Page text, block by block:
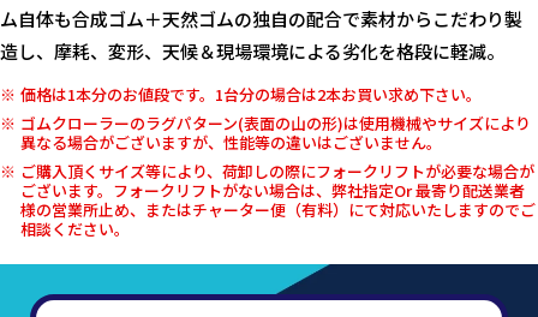
ム自体も合成ゴム＋天然ゴムの独自の配合で素材からこだわり製
造し、摩耗、変形、天候＆現場環境による劣化を格段に軽減。
価格は1本分のお値段です。1台分の場合は2本お買い求め下さい。
ゴムクローラーのラグパターン(表面の山の形)は使用機械やサイズにより
異なる場合がございますが、性能等の違いはございません。
ご購入頂くサイズ等により、荷卸しの際にフォークリフトが必要な場合が
ございます。フォークリフトがない場合は、弊社指定Or 最寄り配送業者
様の営業所止め、またはチャーター便（有料）にて対応いたしますのでご
相談ください。